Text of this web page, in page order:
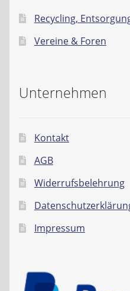
Recycling,
Vereine & Foren
Unternehmen
Kontakt
AGB
Widerrufsbelehrung
Impressum